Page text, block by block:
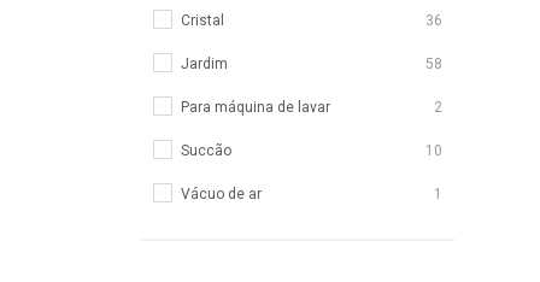
Cristal 36
Jardim 58
Para máquina de lavar 2
Succão 10
Vácuo de ar 1